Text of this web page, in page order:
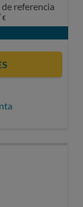
referencia
€